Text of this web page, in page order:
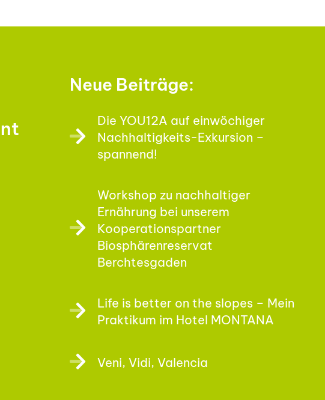
Neue Beiträge:
Die YOU12A auf einwöchiger
Nachhaltigkeits-Exkursion –
spannend!
Workshop zu nachhaltiger
Ernährung bei unserem
Kooperationspartner
Biosphärenreservat
Berchtesgaden
Life is better on the slopes – Mein
Praktikum im Hotel MONTANA
Veni, Vidi, Valencia